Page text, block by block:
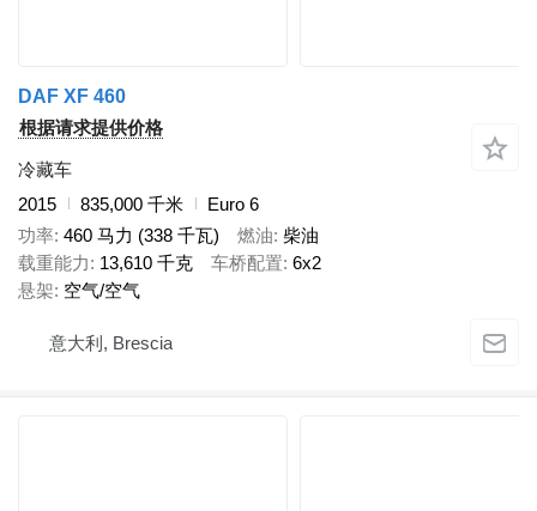
DAF XF 460
根据请求提供价格
冷藏车
2015
835,000 千米
Euro 6
功率 460 马力 (338 千瓦) 燃油 柴油
载重能力
13,610 千克 车桥配置 6x2
悬架 空气/空气
意大利, Brescia